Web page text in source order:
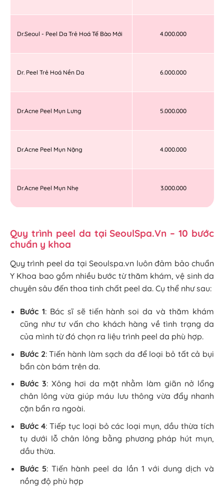
Dr.Seoul - Peel Da Trẻ Hoá Tế Bào Mới 4.000.000
Dr. Peel Trẻ Hoá Nền Da 6.000.000
Dr.Acne Peel Mụn Lưng 5.000.000
Dr.Acne Peel Mụn Nặng 4.000.000
Dr.Acne Peel Mụn Nhẹ 3.000.000
Quy trình peel da tại SeoulSpa.Vn – 10 bước
chuẩn y khoa
Quy trình peel da tại Seoulspa.vn luôn đảm bảo chuẩn
Y Khoa bao gồm nhiều bước từ thăm khám, vệ sinh da
chuyên sâu đến thoa tinh chất peel da. Cụ thể như sau:
Bước 1: Bác sĩ sẽ tiến hành soi da và thăm khám
cũng như tư vấn cho khách hàng về tình trạng da
của mình từ đó chọn ra liệu trình peel da phù hợp.
Bước 2: Tiến hành làm sạch da để loại bỏ tất cả bụi
bẩn còn bám trên da.
Bước 3: Xông hơi da mặt nhằm làm giãn nở lổng
chân lông vừa giúp máu lưu thông vừa đẩy nhanh
cặn bẩn ra ngoài.
Bước 4: Tiếp tục loại bỏ các loại mụn, dầu thừa tích
tụ dưới lỗ chân lông bằng phương pháp hút mụn,
dầu thừa.
Bước 5: Tiến hành peel da lần 1 với dung dịch và
nồng độ phù hợp